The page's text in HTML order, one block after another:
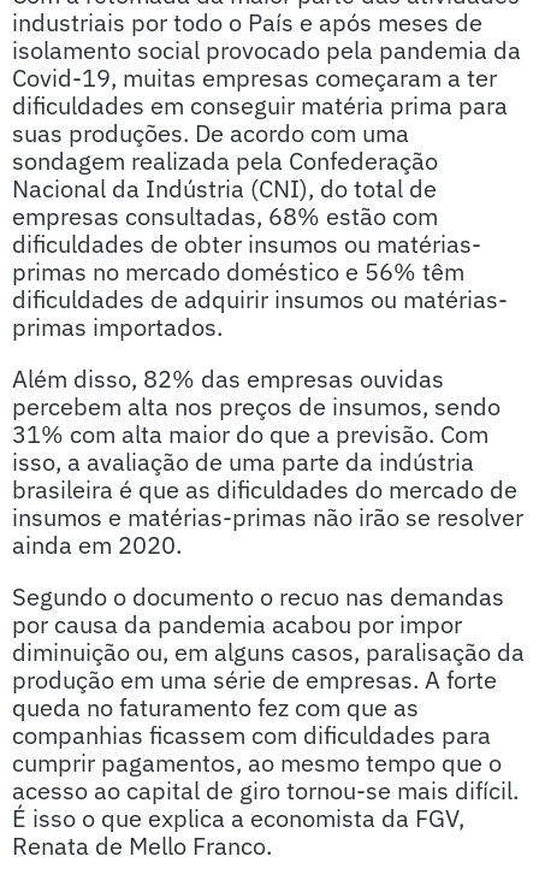
industriais por todo o País e após meses de
isolamento social provocado pela pandemia da
Covid-19, muitas empresas começaram a ter
dificuldades em conseguir matéria prima para
suas produções. De acordo com uma
sondagem realizada pela Confederação
Nacional da Indústria (CNI), do total de
empresas consultadas, 68% estão com
dificuldades de obter insumos ou matérias-
primas no mercado doméstico e 56% têm
dificuldades de adquirir insumos ou matérias-
primas importados.
Além disso, 82% das empresas ouvidas
percebem alta nos preços de insumos, sendo
31% com alta maior do que a previsão. Com
isso, a avaliação de uma parte da indústria
brasileira é que as dificuldades do mercado de
insumos e matérias-primas não irão se resolver
ainda em 2020.
Segundo o documento o recuo nas demandas
por causa da pandemia acabou por impor
diminuição ou, em alguns casos, paralisação da
produção em uma série de empresas. A forte
queda no faturamento fez com que as
companhias ficassem com dificuldades para
cumprir pagamentos, ao mesmo tempo que o
acesso ao capital de giro tornou-se mais difícil.
É isso o que explica a economista da FGV,
Renata de Mello Franco.